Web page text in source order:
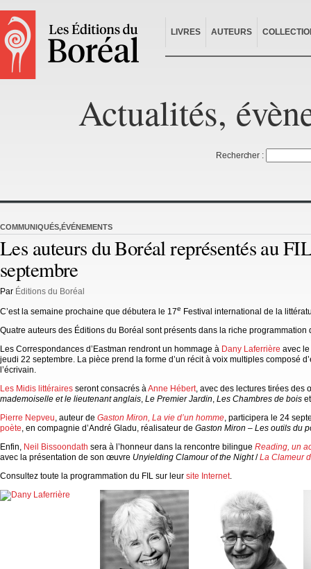
LIVRES AUTEURS
Actualités,
Rechercher :
COMMUNIQUÉS,ÉVÉNEMENTS
Les auteurs du Boréal représentés au
septembre
Par Éditions du Boréal
C’est la semaine prochaine que débutera le 17e Festival international de la
Quatre auteurs des Éditions du Boréal sont présents dans la riche programmation
Les Correspondances d’Eastman rendront un hommage à Dany Laferrière avec
jeudi 22 septembre. La pièce prend la forme d’un récit à voix multiples composé
l’écrivain.
Les Midis littéraires seront consacrés àAnne Hébert, avec des lectures tirées des
mademoiselle et le lieutenant anglais, Le Premier Jardin, Les Chambres de bois
Pierre Nepveu, auteur de Gaston Miron, La vie d’un homme, participera le 24
poète, en compagnie d’André Gladu, réalisateur de Gaston Miron – Les outils du
Enfin, Neil Bissoondath sera à l’honneur dans la rencontre bilingue Reading, un
avec la présentation de son œuvre Unyielding Clamour of the Night/ La Clameur
Consultez toute la programmation du FIL sur leur site Internet.